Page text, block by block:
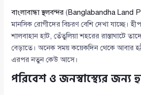
বাংলাবান্ধা স্থলবন্দর (Banglabandha Land
মানসিক রোগীদের বিচরণ বেশি দেখা যাচ্ছে।
শালবাহান হাট, তেঁতুলিয়া শহরের রাস্তাঘাটে
বেড়াতে। অনেক সময় কয়েকদিন থেকে আবার
এরপর নতুন কেউ আসে।
পরিবেশ ও জনস্বাস্থ্যের জন্য